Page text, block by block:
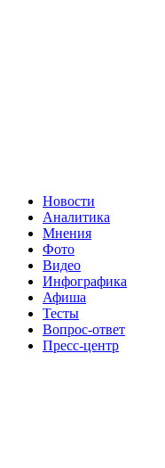
Новости
Аналитика
Мнения
Фото
Видео
Инфографика
Афиша
Тесты
Вопрос-ответ
Пресс-центр